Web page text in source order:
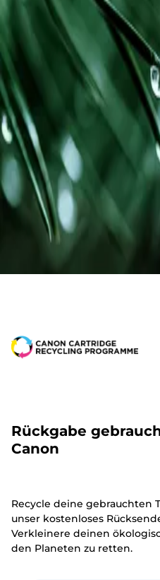
Rückgabe
Canon
Recycle deine gebrauchten
unser kostenloses
Verkleinere deinen
den Planeten zu retten.